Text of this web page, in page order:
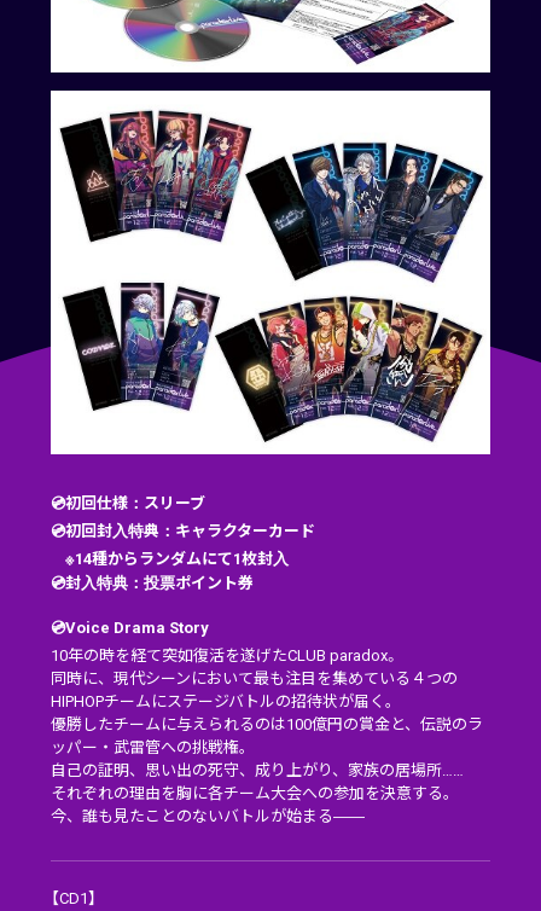
💿初回仕様：スリーブ
💿初回封入特典：キャラクターカード
※14種からランダムにて1枚封入
💿封入特典：投票ポイント券
💿Voice Drama Story
10年の時を経て突如復活を遂げたCLUB paradox。
同時に、現代シーンにおいて最も注目を集めている４つの
HIPHOPチームにステージバトルの招待状が届く。
優勝したチームに与えられるのは100億円の賞金と、伝説のラ
ッパー・武雷管への挑戦権。
自己の証明、思い出の死守、成り上がり、家族の居場所……
それぞれの理由を胸に各チーム大会への参加を決意する。
今、誰も見たことのないバトルが始まる――
【CD1】